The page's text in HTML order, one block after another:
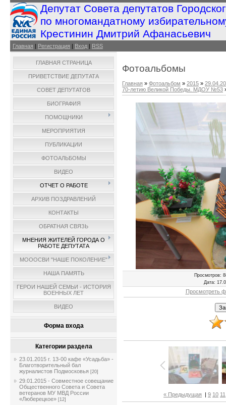
Депутат Совета депутатов
по многомандатному
Крестинин Дмитрий Афанасьевич
Главная | Регистрация | Вход | RSS
ГЛАВНАЯ СТРАНИЦА
ПРИВЕТСТВИЕ ДЕПУТАТА
СОВЕТ ДЕПУТАТОВ
БИОГРАФИЯ
ПОМОЩНИКИ
МЕРОПРИЯТИЯ
ПУБЛИКАЦИИ
ФОТОАЛЬБОМЫ
ВИДЕО
ОТЧЕТ О РАБОТЕ
АРХИВ ПОЗДРАВЛЕНИЙ
КОНТАКТЫ
ОБРАТНАЯ СВЯЗЬ
МНЕНИЯ ЖИТЕЛЕЙ ГОРОДА О
РАБОТЕ ДЕПУТАТА
МОООСВИ "НАШЕ ПОКОЛЕНИЕ"
НАША ПАМЯТЬ
ГЕРОИ НАШЕЙ СЕМЬИ - ИСТОРИЯ
ВОЕННЫХ ЛЕТ
ВИДЕО
Форма входа
Категории раздела
23.01.2015 г. 13-00 кафе «Усадьба» -
Благотворительный бал
журналистов Подмосковья [20]
29.01.2015 - Совместное совещание
Общественного Совета и Совета
ветеранов МУ МВД России
«Люберецкое» [12]
Фотоальбомы
Главная » Фотоальбом » 2015 »
70-летию Великой Победы. МДОУ №53
Просмотров:
Дата:
Просмотреть
« Предыдущая | 9 10 11